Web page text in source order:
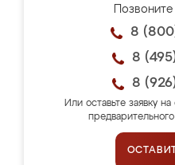
8
8
8
Или оставьте заявку